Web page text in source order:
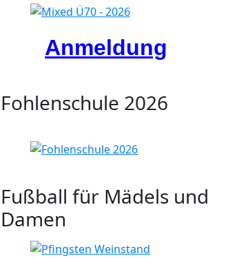
Anmeldung
Fohlenschule 2026
Fußball für Mädels und
Damen